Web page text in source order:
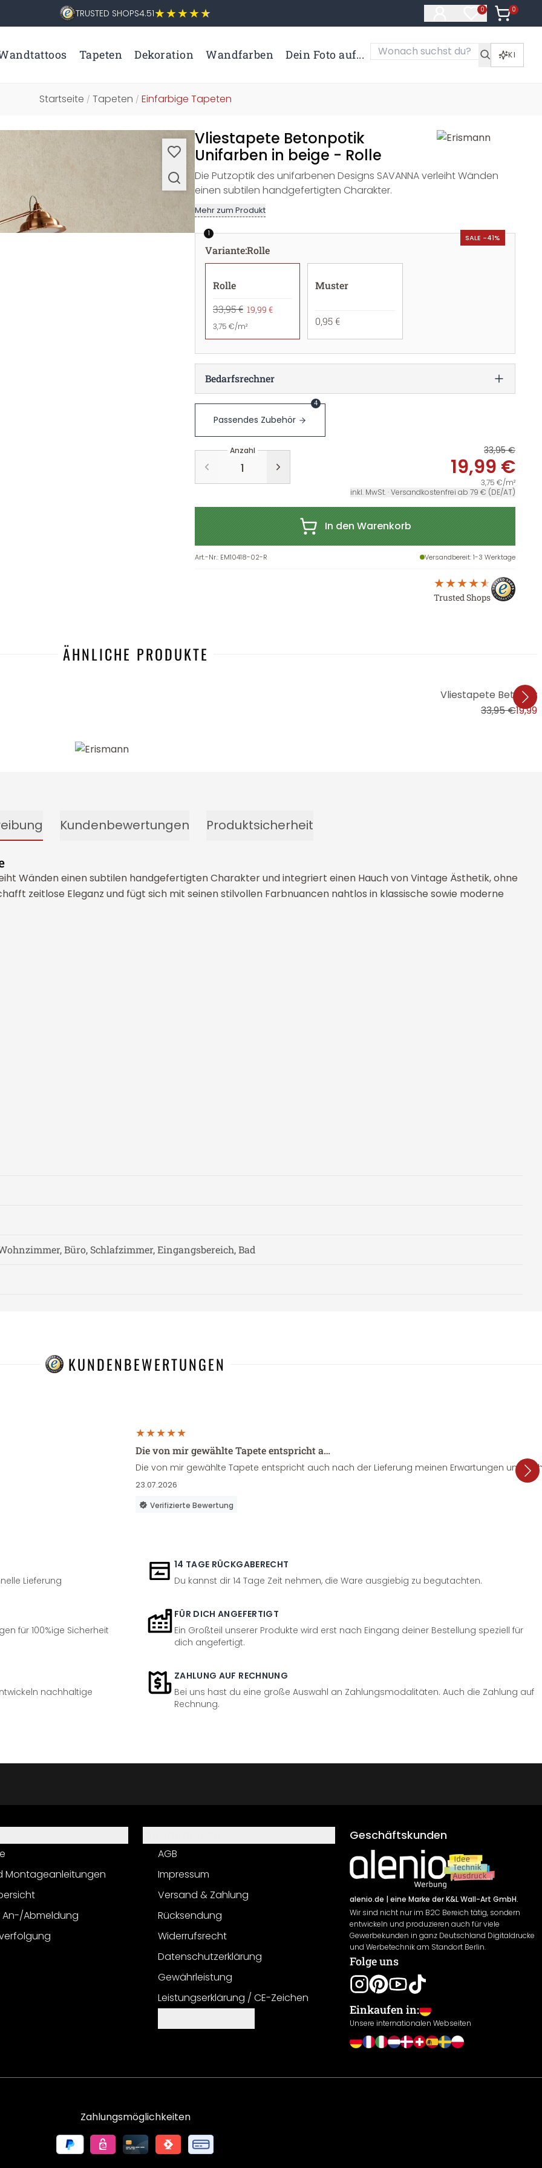
TRUSTED SHOPS4.51 0
Artikel im
0
Artikel
Tapeten Dekoration Wandfarben Dein Foto auf... KI
Startseite / Tapeten / Einfarbige Tapeten
Vliestapete Betonpotik
Unifarben in beige - Rolle
Die Putzoptik des unifarbenen Designs SAVANNA verleiht Wänden
einen subtilen handgefertigten Charakter.
Mehr zum Produkt
SALE -41%
1
Variante:Rolle
Rolle
33,95 € 19,99 €
3,75 €/m²
Muster
0,95 €
Bedarfsrechner
Passendes Zubehör
4
Anzahl 33,95 €
19,99 €
3,75 €/m²
inkl. MwSt. · Versandkostenfrei ab 79 € (DE/AT)
In den Warenkorb
Art.-Nr.: EM10418-02-R Versandbereit: 1-3 Werktage
Trusted Shops
ÄHNLICHE PRODUKTE
Vliestapete
33,95 €
Kundenbewertungen Produktsicherheit
Wänden einen subtilen handgefertigten Charakter und integriert einen Hauch von Vintage Ästhetik, ohne
zeitlose Eleganz und fügt sich mit seinen stilvollen Farbnuancen nahtlos in klassische sowie moderne
Büro, Schlafzimmer, Eingangsbereich, Bad
KUNDENBEWERTUNGEN
Die von mir gewählte Tapete entspricht a…
Die von mir gewählte Tapete entspricht auch nach der Lieferung meinen Erwartungen und
23.07.2026
Verifizierte Bewertung
Lieferung
14 TAGE RÜCKGABERECHT
Du kannst dir 14 Tage Zeit nehmen, die Ware ausgiebig zu begutachten.
für 100%ige Sicherheit
FÜR DICH ANGEFERTIGT
Ein Großteil unserer Produkte wird erst nach Eingang deiner Bestellung speziell für
dich angefertigt.
nachhaltige
ZAHLUNG AUF RECHNUNG
Bei uns hast du eine große Auswahl an Zahlungsmodalitäten. Auch die Zahlung auf
Rechnung.
Montageanleitungen
An-/Abmeldung
AGB
Impressum
Versand & Zahlung
Rücksendung
Widerrufsrecht
Datenschutzerklärung
Gewährleistung
Leistungserklärung / CE-Zeichen
Geschäftskunden
alenio.de | eine Marke der K&L Wall-Art GmbH.
Wir sind nicht nur im B2C Bereich tätig, sondern
entwickeln und produzieren auch für viele
Gewerbekunden in ganz Deutschland Digitaldrucke
und Werbetechnik am Standort Berlin.
Folge uns
Einkaufen in:
Unsere internationalen Webseiten
Zahlungsmöglichkeiten